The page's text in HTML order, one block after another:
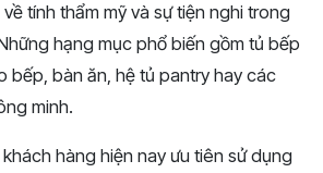
tính thẩm mỹ và sự tiện nghi trong
hạng mục phổ biến gồm tủ bếp
bếp, bàn ăn, hệ tủ pantry hay các
minh.
hàng hiện nay ưu tiên sử dụng